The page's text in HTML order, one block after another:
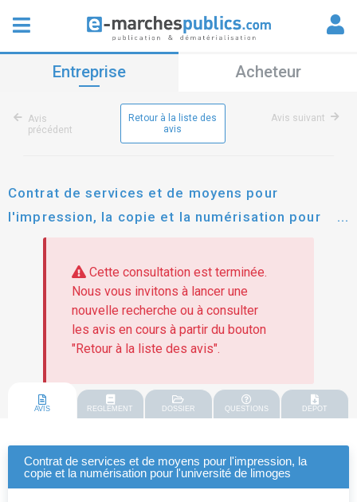
Entreprise Acheteur
Avis
précédent
Retour à la liste des
avis
Avis suivant
Contrat de services et de moyens pour
l'impression, la copie et la numérisation pour
l'université de limoges
Cette consultation est terminée.
Nous vous invitons à lancer une
nouvelle recherche ou à consulter
les avis en cours à partir du bouton
"Retour à la liste des avis".
AVIS REGLEMENT DOSSIER QUESTIONS DEPOT
Contrat de services et de moyens pour l'impression, la
copie et la numérisation pour l'université de limoges